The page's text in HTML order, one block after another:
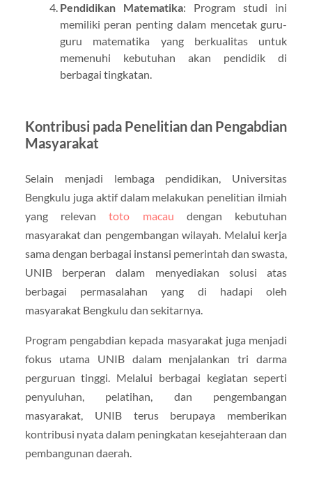
Pendidikan Matematika: Program studi ini
memiliki peran penting dalam mencetak guru-
guru matematika yang berkualitas untuk
memenuhi kebutuhan akan pendidik di
berbagai tingkatan.
Kontribusi pada Penelitian dan Pengabdian
Masyarakat
Selain menjadi lembaga pendidikan, Universitas
Bengkulu juga aktif dalam melakukan penelitian ilmiah
yang relevantoto macau dengan kebutuhan
masyarakat dan pengembangan wilayah. Melalui kerja
sama dengan berbagai instansi pemerintah dan swasta,
UNIB berperan dalam menyediakan solusi atas
berbagai permasalahan yang di hadapi oleh
masyarakat Bengkulu dan sekitarnya.
Program pengabdian kepada masyarakat juga menjadi
fokus utama UNIB dalam menjalankan tri darma
perguruan tinggi. Melalui berbagai kegiatan seperti
penyuluhan, pelatihan, dan pengembangan
masyarakat, UNIB terus berupaya memberikan
kontribusi nyata dalam peningkatan kesejahteraan dan
pembangunan daerah.